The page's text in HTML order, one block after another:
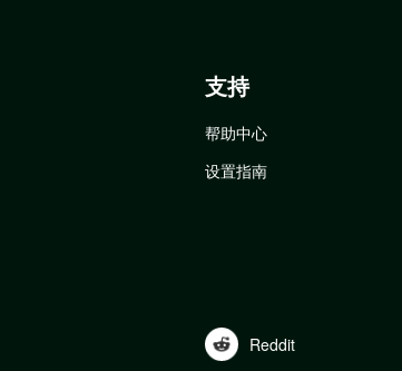
支持
帮助中心
设置指南
Reddit